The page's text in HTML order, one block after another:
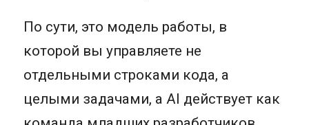
По сути, это модель работы, в
которой вы управляете не
отдельными строками кода, а
целыми задачами, а AI действует как